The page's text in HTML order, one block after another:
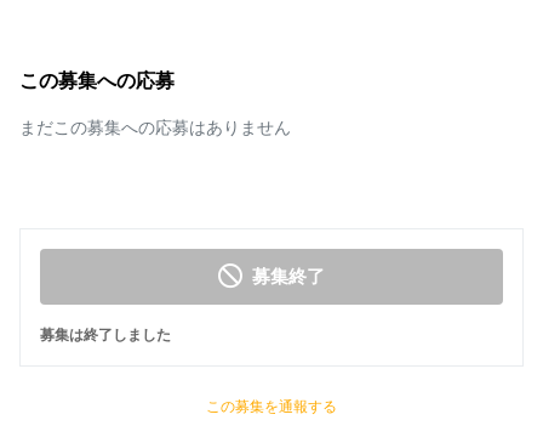
この募集への応募
まだこの募集への応募はありません
募集終了
募集は終了しました
この募集を通報する